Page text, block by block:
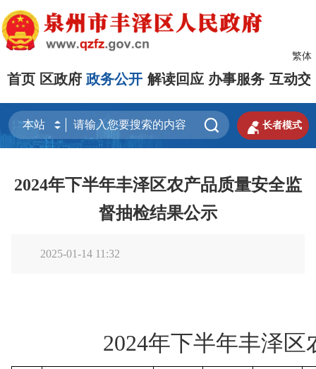
繁体
首页 区政府 政务公开 解读回应 办事服务 互动交
  长者模式
2024年下半年丰泽区农产品质量安全监
督抽检结果公示
2025-01-14 11:32
2024年下半年丰泽